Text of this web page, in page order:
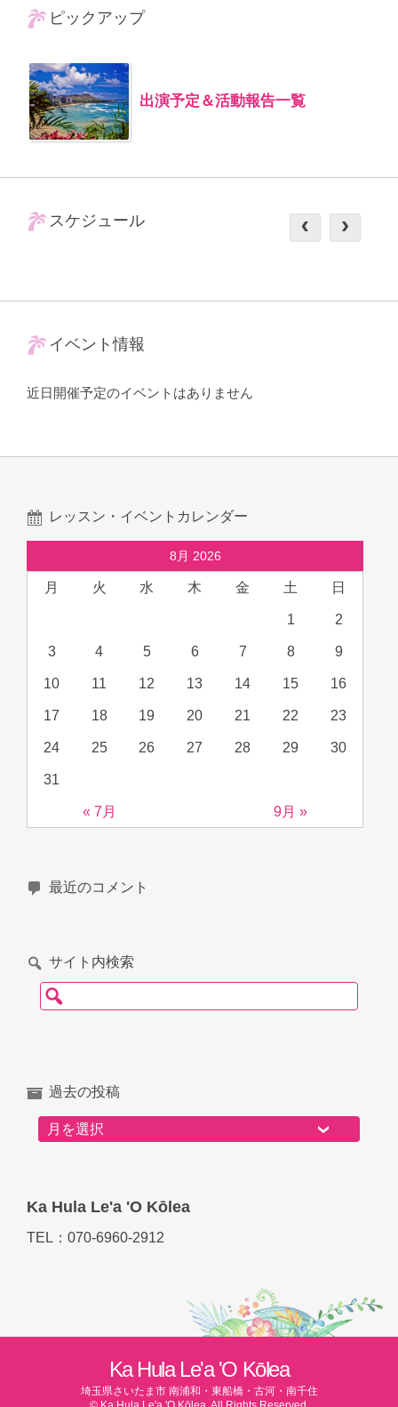
ピックアップ
出演予定＆活動報告一覧
スケジュール
イベント情報
近日開催予定のイベントはありません
レッスン・イベントカレンダー
8月 2026
月 火 水 木 金 土 日
« 7月 9月 »
1 2
3 4 5 6 7 8 9
10 11 12 13 14 15 16
17 18 19 20 21 22 23
24 25 26 27 28 29 30
31
最近のコメント
サイト内検索
検索:
過去の投稿
過去の投稿
Ka Hula Le'a 'O Kōlea
TEL：070-6960-2912
Ka Hula Le'a 'O Kōlea
埼玉県さいたま市 南浦和・東船橋・古河・南千住